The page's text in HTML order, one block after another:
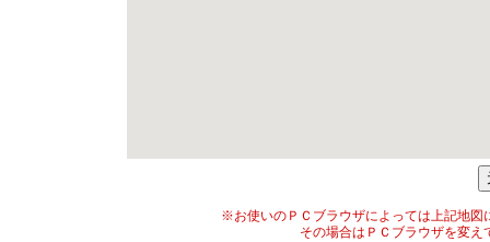
※お使いのＰＣブラウザによっては上記地図
その場合はＰＣブラウザを変